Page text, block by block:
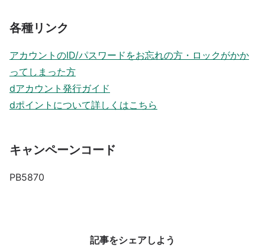
各種リンク
アカウントのID/パスワードをお忘れの方・ロックがかか
ってしまった方
dアカウント発行ガイド
dポイントについて詳しくはこちら
キャンペーンコード
PB5870
記事をシェアしよう